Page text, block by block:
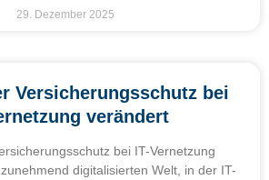
29. Dezember 2025
Versicherungsschutz bei
verändert
bei IT-Vernetzung
digitalisierten Welt, in der IT-